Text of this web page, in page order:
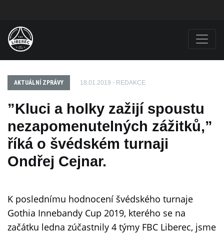
AKTUÁLNÍ ZPRÁVY 18.01.2019 - REDAKCE
”Kluci a holky zažijí spoustu
nezapomenutelných zážitků,”
říká o švédském turnaji
Ondřej Cejnar.
K poslednímu hodnocení švédského turnaje
Gothia Innebandy Cup 2019, kterého se na
začátku ledna zúčastnily 4 týmy FBC Liberec, jsme